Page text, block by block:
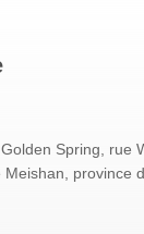
Spring, rue
province